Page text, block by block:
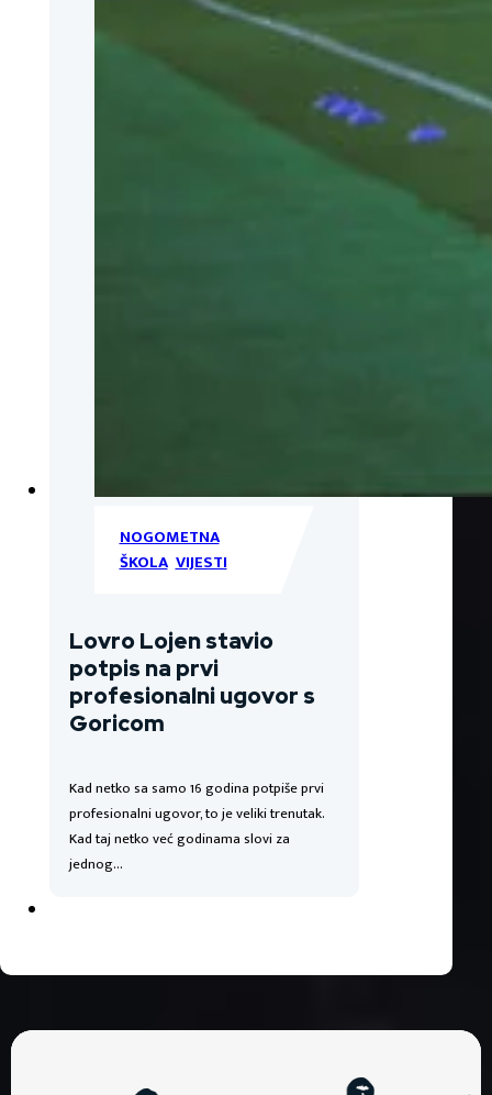
NOGOMETNA
ŠKOLA,VIJESTI
Lovro Lojen stavio
potpis na prvi
profesionalni ugovor s
Goricom
Kad netko sa samo 16 godina potpiše prvi
profesionalni ugovor, to je veliki trenutak.
Kad taj netko već godinama slovi za
jednog…